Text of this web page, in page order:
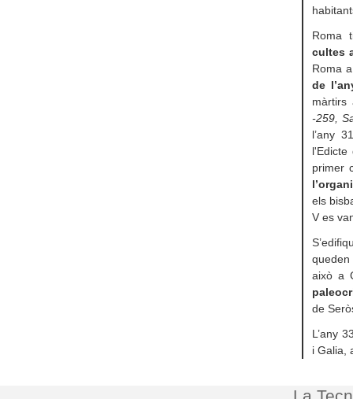
Roma
cultes
Roma
de
màrtirs
-259,
l’any
primer
els
V es
queden
això a
de
L’any
i Galia,